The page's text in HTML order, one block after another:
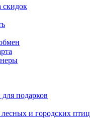
скидок
подарков
и городских птиц